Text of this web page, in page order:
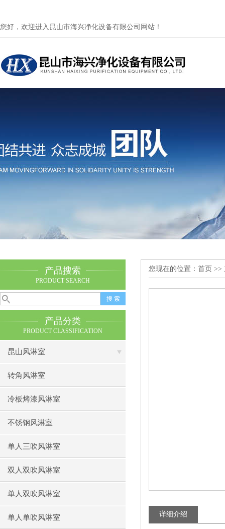
您好，欢迎进入昆山市海兴净化设备有限公司网站！
产品搜索
PRODUCT SEARCH
产品分类
PRODUCT CLASSIFICATION
昆山风淋室
转角风淋室
冷板烤漆风淋室
不锈钢风淋室
单人三吹风淋室
双人双吹风淋室
单人双吹风淋室
单人单吹风淋室
您现在的位置： 首页 >>
详细介绍